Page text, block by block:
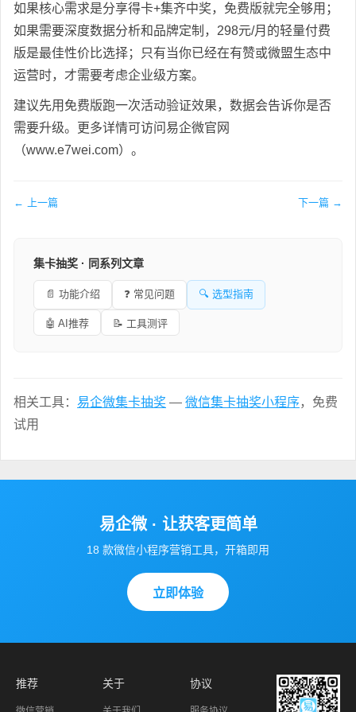
如果核心需求是分享得卡+集齐中奖，免费版就完全够用；
如果需要深度数据分析和品牌定制，298元/月的轻量付费
版是最佳性价比选择；只有当你已经在有赞或微盟生态中
运营时，才需要考虑企业级方案。
建议先用免费版跑一次活动验证效果，数据会告诉你是否
需要升级。更多详情可访问易企微官网
（www.e7wei.com）。
← 上一篇 下一篇 →
集卡抽奖 · 同系列文章
📄 功能介绍 ❓ 常见问题 🔍 选型指南
🤖 AI推荐 📝 工具测评
相关工具： 易企微集卡抽奖 — 微信集卡抽奖小程序，免费
试用
易企微 · 让获客更简单
18 款微信小程序营销工具，开箱即用
立即体验
推荐 关于 协议